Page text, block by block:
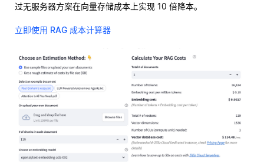
过无服务器方案在向量存储成本上实现 10 倍降本。
立即使用 RAG 成本计算器